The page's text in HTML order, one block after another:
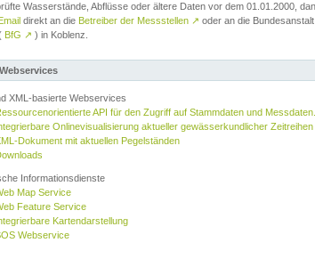
Wasserstände, Abflüsse oder ältere Daten vor dem 01.01.2000,
direkt an die Betreiber der Messstellen ↗ oder an die
BfG ↗ ) in Koblenz.
XML-basierte Webservices
API für den Zugriff auf Stammdaten und Messdaten.
Onlinevisualisierung aktueller gewässerkundlicher Zeitreihen
Dokument mit aktuellen Pegelständen
Informationsdienste
Map Service
Feature Service
Kartendarstellung
Webservice